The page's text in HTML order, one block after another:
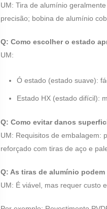
UM: Tira de alumínio
precisão; bobina de alumínio
Q: Como escolher o estado
UM:
Ó estado (estado suave):
Estado HX (estado difícil):
Q: Como evitar danos
UM: Requisitos de embalagem:
reforçado com tiras de aço e
Q: As tiras de alumínio
UM: É viável, mas requer custo